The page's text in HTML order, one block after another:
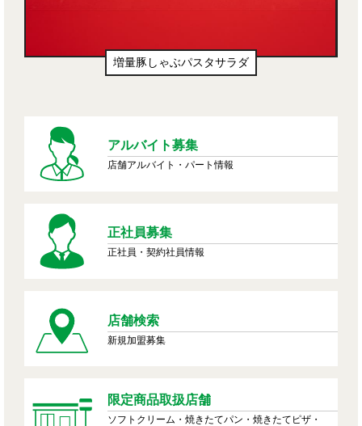
増量豚しゃぶパスタサラダ
アルバイト募集
店舗アルバイト・パート情報
正社員募集
正社員・契約社員情報
店舗検索
新規加盟募集
限定商品取扱店舗
ソフトクリーム・焼きたてパン・焼きたてピザ・